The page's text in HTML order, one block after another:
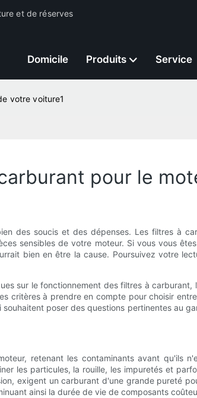
et de réserves
Domicile Produits Service
votre voiture1
pour le
des soucis et des dépenses. Les filtres à
sensibles de votre moteur. Si vous vous
bien en être la cause. Poursuivez votre
sur le fonctionnement des filtres à
critères à prendre en compte pour choisir
poser des questions pertinentes au
retenant les contaminants avant qu'ils
les particules, la rouille, les impuretés et
exigent un carburant d'une grande pureté
ainsi la durée de vie de composants